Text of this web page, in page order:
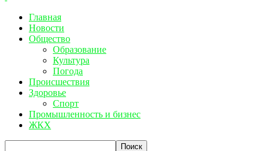
Главная
Новости
Общество
Образование
Культура
Погода
Происшествия
Здоровье
Спорт
Промышленность и бизнес
ЖКХ